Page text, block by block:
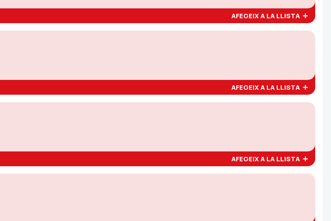
AFEGEIX A LA LLISTA
AFEGEIX A LA LLISTA
AFEGEIX A LA LLISTA